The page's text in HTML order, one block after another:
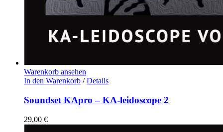
Warenkorb ansehen
In den Warenkorb / Details
Soundset KApro – KA-leidoscope 2
29,00 €